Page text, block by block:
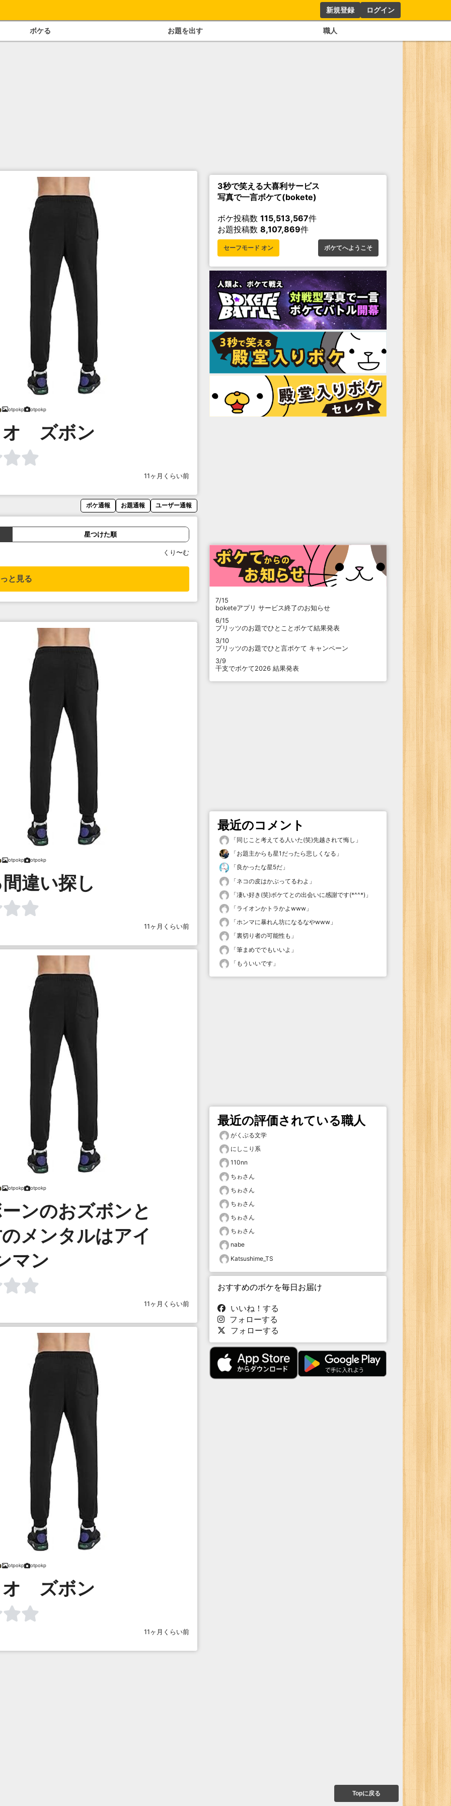
新規登録 ログイン
ボケる お題を出す 職人
otpokp otpokp
オ ズボン
11ヶ月くらい前
ボケ通報 お題通報 ユーザー通報
星つけた順
くり〜む
と見る
otpokp otpokp
違い探し
11ヶ月くらい前
otpokp otpokp
ンのおズボンと
メンタルはアイ
マン
11ヶ月くらい前
otpokp otpokp
オ ズボン
11ヶ月くらい前
3秒で笑える大喜利サービス
写真で一言ボケて(bokete)
ボケ投稿数 115,513,567件
お題投稿数 8,107,869件
セーフモード オン ボケてへようこそ
7/15
boketeアプリ サービス終了のお知らせ
6/15
プリッツのお題でひとことボケて結果発表
3/10
プリッツのお題でひと言ボケて キャンペーン
3/9
干支でボケて2026 結果発表
最近のコメント
「同じこと考えてる人いた(笑)先越されて悔し 」
「お題主からも星1だったら悲しくなる 」
「 良かったな星5だ 」
「ネコの皮はかぶってるわよ 」
「凄い好き(笑)ボケてとの出会いに感謝です(*^^*) 」
「ライオンかトラかよwww 」
「ホンマに暴れん坊になるなやwww 」
「裏切り者の可能性も 」
「筆まめででもいいよ 」
「 もういいです 」
最近の評価されている職人
がくぶる文学
にしこり系
110nn
ちゎさん
ちゎさん
ちゎさん
ちゎさん
ちゎさん
nabe
Katsushime_TS
おすすめのボケを毎日お届け
いいね！する
フォローする
フォローする
Topに戻る